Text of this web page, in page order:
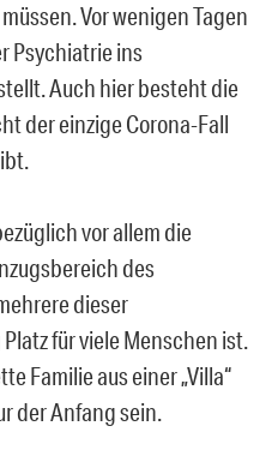
Vor wenigen Tagen
Psychiatrie ins
Auch hier besteht die
der einzige Corona-Fall
vor allem die
des
dieser
für viele Menschen ist.
Familie aus einer „Villa“
der Anfang sein.